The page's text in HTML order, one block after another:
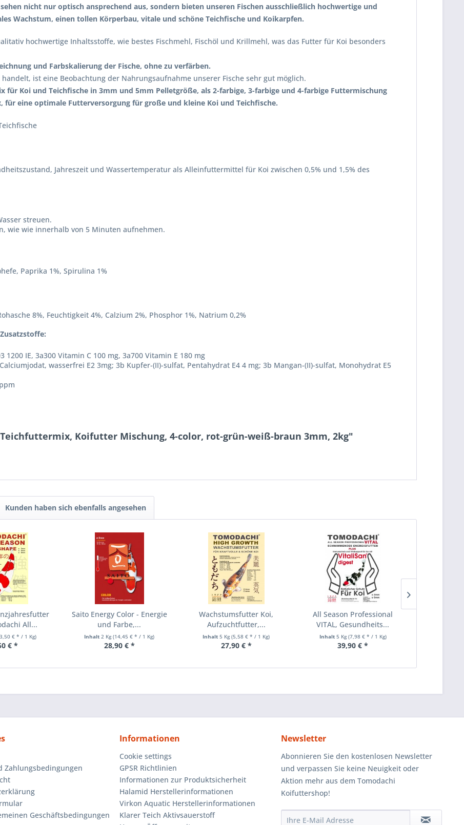
nicht nur optisch ansprechend aus, sondern bieten unseren Fischen ausschließlich hochwertige und
Wachstum, einen tollen Körperbau, vitale und schöne Teichfische und Koikarpfen.
hochwertige Inhaltsstoffe, wie bestes Fischmehl, Fischöl und Krillmehl, was das Futter für Koi besonders
und Farbskalierung der Fische, ohne zu verfärben.
ist eine Beobachtung der Nahrungsaufnahme unserer Fische sehr gut möglich.
für Koi und Teichfische in 3mm und 5mm Pelletgröße, als 2-farbige, 3-farbige und 4-farbige Futtermischung
für eine optimale Futterversorgung für große und kleine Koi und Teichfische.
Jahreszeit und Wassertemperatur als Alleinfuttermittel für Koi zwischen 0,5% und 1,5% des
streuen.
wie wie innerhalb von 5 Minuten aufnehmen.
Paprika 1%, Spirulina 1%
8%, Feuchtigkeit 4%, Calzium 2%, Phosphor 1%, Natrium 0,2%
1200 IE, 3a300 Vitamin C 100 mg, 3a700 Vitamin E 180 mg
wasserfrei E2 3mg; 3b Kupfer-(II)-sulfat, Pentahydrat E4 4 mg; 3b Mangan-(II)-sulfat, Monohydrat E5
Koifutter Mischung, 4-color, rot-grün-weiß-braun 3mm, 2kg"
Kunden haben sich ebenfalls angesehen
All...
€ * / 1 Kg)
€ *
Saito Energy Color - Energie
und Farbe,...
Inhalt2 Kg(14,45 € * / 1 Kg)
28,90 € *
Wachstumsfutter Koi,
Aufzuchtfutter,...
Inhalt5 Kg(5,58 € * / 1 Kg)
27,90 € *
All Season Professional
VITAL, Gesundheits...
Inhalt 5 Kg(7,98 € * / 1 Kg)
39,90 € *
Zahlungsbedingungen
Geschäftsbedingungen
Informationen
Cookie settings
GPSR Richtlinien
Informationen zur Produktsicherheit
Halamid Herstellerinformationen
Virkon Aquatic Herstellerinformationen
Klarer Teich Aktivsauerstoff
Newsletter
Abonnieren Sie den kostenlosen Newsletter
und verpassen Sie keine Neuigkeit oder
Aktion mehr aus dem Tomodachi
Koifuttershop!